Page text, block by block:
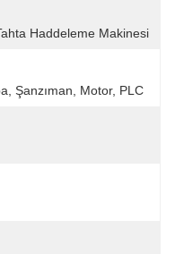
Haddeleme Makinesi
Şanzıman, Motor, PLC